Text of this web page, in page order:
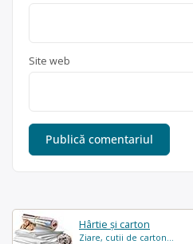
Hârtie și carton
Ziare, cutii de carton...
Site web